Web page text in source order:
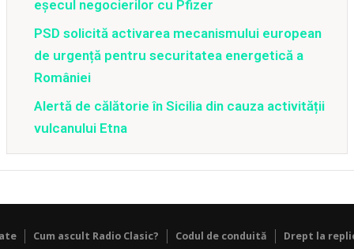
eșecul negocierilor cu Pfizer
PSD solicită activarea mecanismului european
de urgență pentru securitatea energetică a
României
Alertă de călătorie în Sicilia din cauza activității
vulcanului Etna
Cum ascult Radio Clasic? Codul de conduită Drept la